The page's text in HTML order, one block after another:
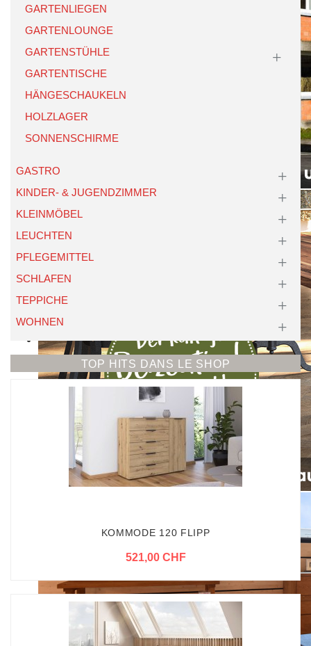
GARTENLIEGEN
GARTENLOUNGE
GARTENSTÜHLE
GARTENTISCHE
HÄNGESCHAUKELN
HOLZLAGER
SONNENSCHIRME
GASTRO
KINDER- & JUGENDZIMMER
KLEINMÖBEL
LEUCHTEN
PFLEGEMITTEL
SCHLAFEN
TEPPICHE
WOHNEN
TOP HITS DANS LE SHOP
KOMMODE 120 FLIPP
521,00 CHF